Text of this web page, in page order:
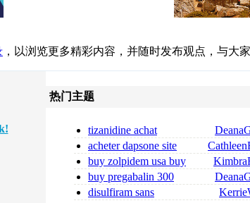
，以浏览更多精彩内容，并随时发布观点，与大家
热门主题
tizanidine achat
tizanidine sans ordonnance
acheter dapsone site
fiablebuy zolpidem usa buy
zolpidem
buy pregabalin 300
online pregabalin 300 mg for sa
disulfiram sans